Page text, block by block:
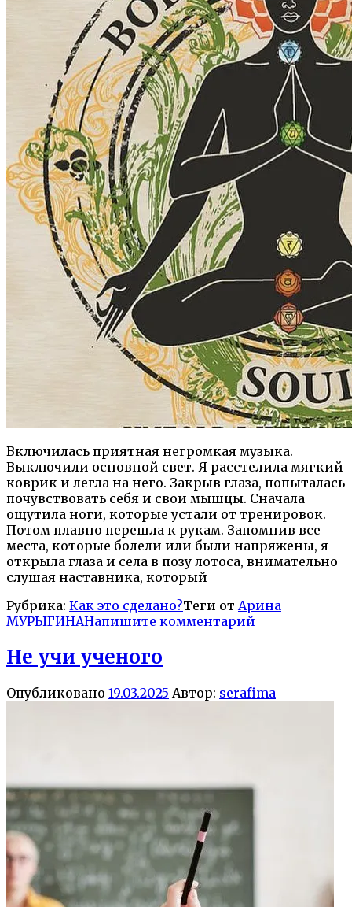
Включилась приятная негромкая музыка.
Выключили основной свет. Я расстелила мягкий
коврик и легла на него. Закрыв глаза, попыталась
почувствовать себя и свои мышцы. Сначала
ощутила ноги, которые устали от тренировок.
Потом плавно перешла к рукам. Запомнив все
места, которые болели или были напряжены, я
открыла глаза и села в позу лотоса, внимательно
слушая наставника, который
Рубрика: Как это сделано?Теги от Арина
МУРЫГИНАНапишите комментарий
Не учи ученого
Опубликовано 19.03.2025 Автор: serafima